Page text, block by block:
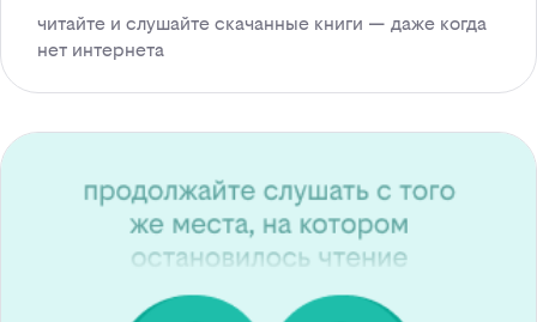
читайте и слушайте скачанные книги — даже когда
нет интернета